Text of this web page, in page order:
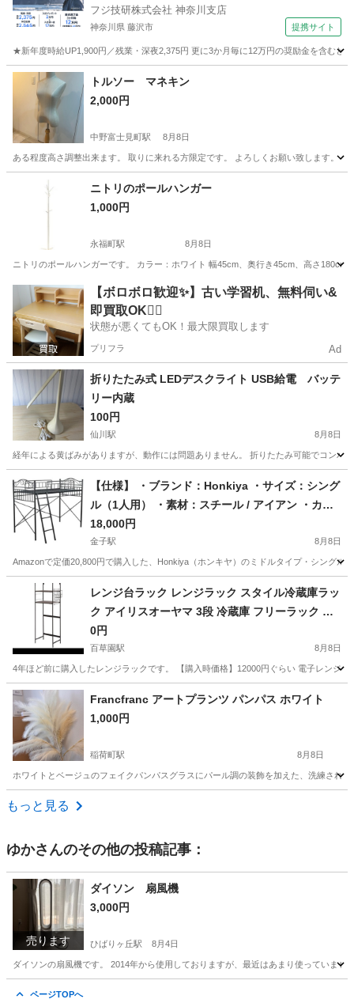
フジ技研株式会社 神奈川支店
神奈川県 藤沢市 提携サイト
★新年度時給UP1,900円／残業・深夜2,375円 更に3か月毎に12万円の奨励金を含む
神奈川 藤沢市
トルソー マネキン
2,000円
中野富士見町駅 8月8日
ある程度高さ調整出来ます。 取りに来れる方限定です。 よろしくお願い致します。
中野富士見町駅 家具
ニトリのポールハンガー
1,000円
永福町駅 8月8日
ニトリのポールハンガーです。 カラー：ホワイト 幅45cm、奥行き45cm、高さ
東京 杉並区 永福町駅 収納家具
【ボロボロ歓迎✨】古い学習机、無料伺い&
即買取OK🙆‍♀️
状態が悪くてもOK！最大限買取します
プリフラ Ad
折りたたみ式 LEDデスクライト USB給電 バッテ
リー内蔵
100円
仙川駅 8月8日
経年による黄ばみがありますが、動作には問題ありません。 折りたたみ可能でコン
東京 調布市 仙川駅 照明器具
【仕様】 ・ブランド：Honkiya ・サイズ：シング
ル（1人用） ・素材：スチール / アイアン ・カラ
ー：ブラック
18,000円
金子駅 8月8日
Amazonで定価20,800円で購入した、Honkiya（ホンキヤ）のミドルタイプ・シング
東京 青梅市 金子駅 ベッド アイアン
レンジ台ラック レンジラック スタイル冷蔵庫ラッ
ク アイリスオーヤマ 3段 冷蔵庫 フリーラック オ
ープンラック SRR-580
0円
百草園駅 8月8日
4年ほど前に購入したレンジラックです。 【購入時価格】12000円ぐらい 電子レンジ
東京 日野市 収納家具
Francfranc アートプランツ パンパス ホワイト
1,000円
稲荷町駅 8月8日
ホワイトとベージュのフェイクパンパスグラスにパール調の装飾を加えた、洗練され
東京 台東区
もっと見る
ゆかさんのその他の投稿記事：
売ります
ダイソン 扇風機
3,000円
ひばりヶ丘駅 8月4日
ダイソンの扇風機です。 2014年から使用しておりますが、最近はあまり使ってい
ページTOPへ